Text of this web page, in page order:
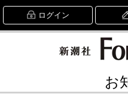
ログイン
お